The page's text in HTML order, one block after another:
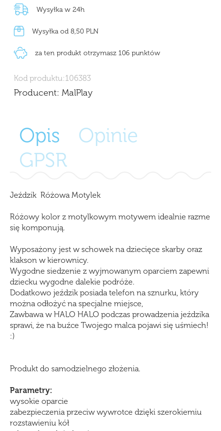
za ten produkt otrzymasz 106 punktów
Wysyłka w 24h
Wysyłka od 8,50 PLN
Kod produktu:106383
Producent: MalPlay
Opis
Opinie
GPSR
Jeździk Różowa Motylek
Różowy kolor z motylkowym motywem idealnie razme
się komponują.
Wyposażony jest w schowek na dziecięce skarby oraz
klakson w kierownicy.
Wygodne siedzenie z wyjmowanym oparciem zapewni
dziecku wygodne dalekie podróże.
Dodatkowo jeździk posiada telefon na sznurku, który
można odłożyć na specjalne miejsce,
Zawbawa w HALO HALO podczas prowadzenia jeździka
sprawi, że na buźce Twojego malca pojawi się uśmiech!
:)
Produkt do samodzielnego złożenia.
Parametry:
wysokie oparcie
zabezpieczenia przeciw wywrotce dzięki szerokiemiu
rozstawieniu kół